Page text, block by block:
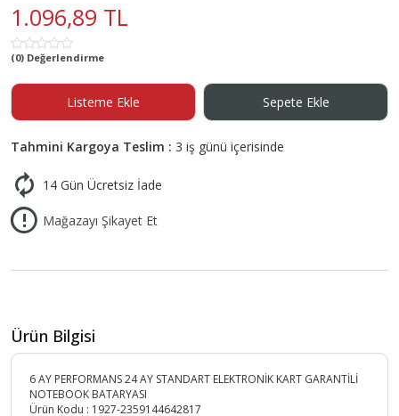
1.096,89 TL
(0) Değerlendirme
Listeme Ekle Sepete Ekle
Tahmini Kargoya Teslim : 3 iş günü içerisinde
14 Gün Ücretsiz İade
Mağazayı Şikayet Et
Ürün Bilgisi
6 AY PERFORMANS 24 AY STANDART ELEKTRONİK KART GARANTİLİ
NOTEBOOK BATARYASI
Ürün Kodu : 1927-2359144642817